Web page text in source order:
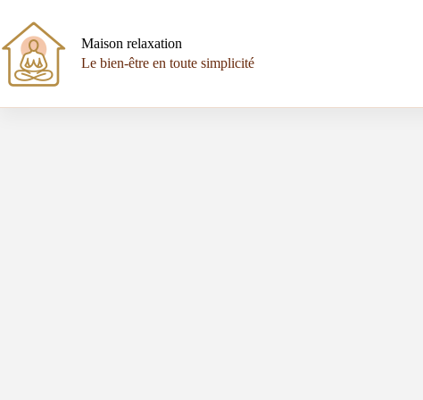
contenu
Maison relaxation
Le bien-être en toute simplicité